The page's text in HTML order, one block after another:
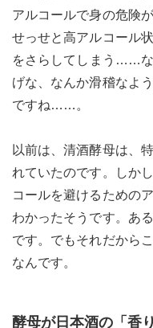
アルコールで身の危険
せっせと高アルコール
をさらしてしまう……
げな、なんか滑稽なよ
ですね……。
以前は、清酒酵母は、
れていたのです。しか
コールを避けるための
わかったそうです。あ
です。でもそれだから
なんです。
酵母が日本酒の「香